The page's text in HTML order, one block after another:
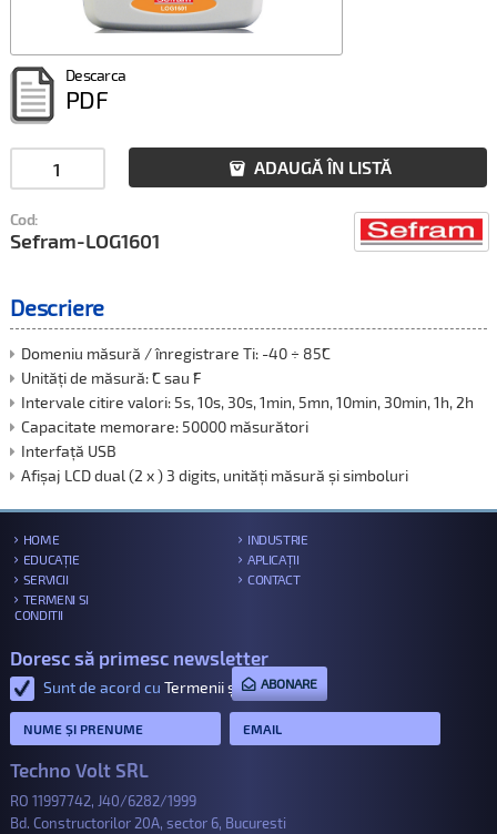
Descarca
PDF
 ADAUGĂ ÎN LISTĂ
Cod:
Sefram-LOG1601
Descriere
Domeniu măsură / înregistrare Ti: -40 ÷ 85˚C
Unități de măsură: ˚C sau ˚F
Intervale citire valori: 5s, 10s, 30s, 1min, 5mn, 10min, 30min, 1h, 2h
Capacitate memorare: 50000 măsurători
Interfață USB
Afișaj LCD dual (2 x ) 3 digits, unități măsură și simboluri
HOME
INDUSTRIE
EDUCAȚIE
APLICAȚII
SERVICII
CONTACT
TERMENI SI
CONDITII
Doresc să primesc newsletter
Sunt de acord cu Termenii și condițiile.
ABONARE
Techno Volt SRL
RO 11997742, J40/6282/1999
Bd. Constructorilor 20A, sector 6, Bucuresti